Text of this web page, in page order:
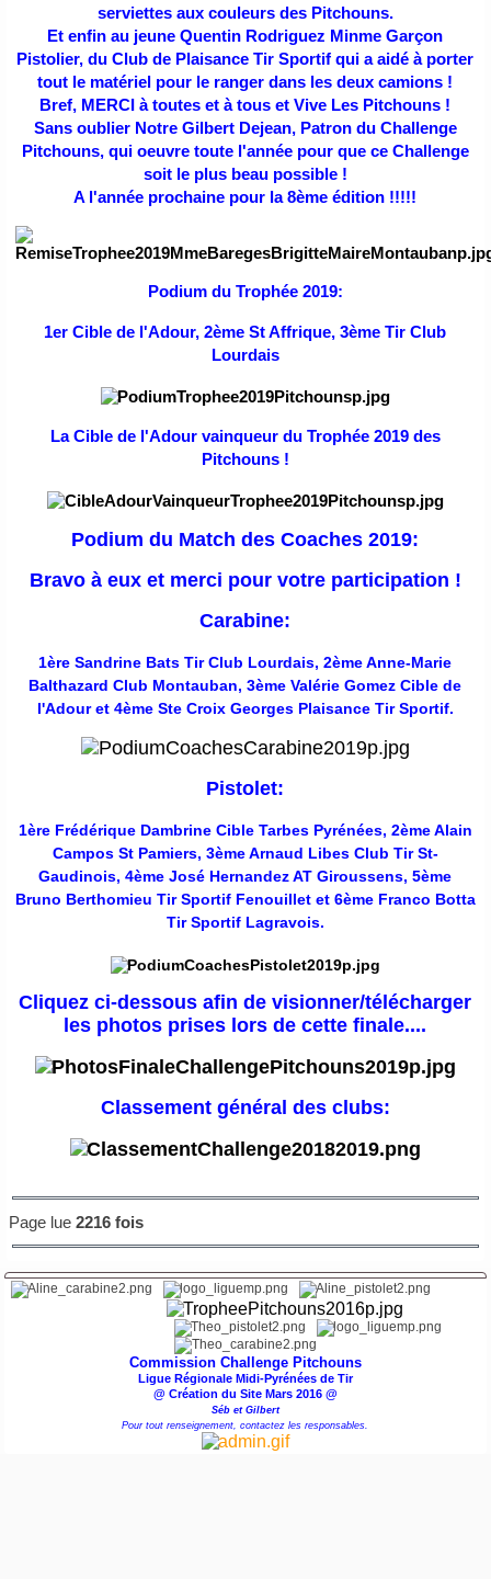
serviettes aux couleurs des Pitchouns.
Et enfin au jeune Quentin Rodriguez Minme Garçon
Pistolier, du Club de Plaisance Tir Sportif qui a aidé à porter
tout le matériel pour le ranger dans les deux camions !
Bref, MERCI à toutes et à tous et Vive Les Pitchouns !
Sans oublier Notre Gilbert Dejean, Patron du Challenge
Pitchouns, qui oeuvre toute l'année pour que ce Challenge
soit le plus beau possible !
A l'année prochaine pour la 8ème édition !!!!!
Podium du Trophée 2019:
1er Cible de l'Adour, 2ème St Affrique, 3ème Tir Club
Lourdais
La Cible de l'Adour vainqueur du Trophée 2019 des
Pitchouns !
Podium du Match des Coaches 2019:
Bravo à eux et merci pour votre participation !
Carabine:
1ère Sandrine Bats Tir Club Lourdais, 2ème Anne-Marie
Balthazard Club Montauban, 3ème Valérie Gomez Cible de
l'Adour et 4ème Ste Croix Georges Plaisance Tir Sportif.
Pistolet:
1ère Frédérique Dambrine Cible Tarbes Pyrénées, 2ème Alain
Campos St Pamiers, 3ème Arnaud Libes Club Tir St-
Gaudinois, 4ème José Hernandez AT Giroussens, 5ème
Bruno Berthomieu Tir Sportif Fenouillet et 6ème Franco Botta
Tir Sportif Lagravois.
Cliquez ci-dessous afin de visionner/télécharger
les photos prises lors de cette finale....
Classement général des clubs:
Page lue 2216 fois
Commission Challenge Pitchouns
Ligue Régionale Midi-Pyrénées de Tir
@ Création du Site Mars 2016 @
Séb et Gilbert
Pour tout renseignement, contactez les responsables.